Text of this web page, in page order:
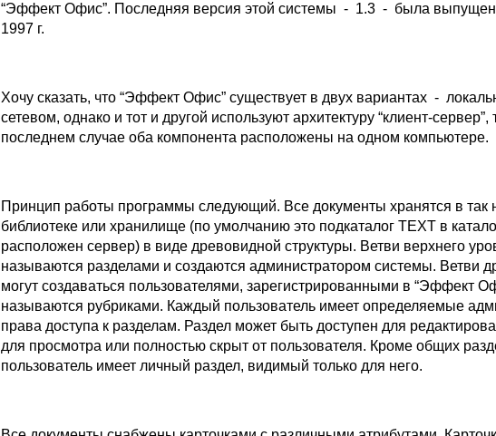
“Эффект Офис”. Последняя версия этой системы - 1.3 - была
1997 г.
Хочу сказать, что “Эффект Офис” существует в двух вариантах -
сетевом, однако и тот и другой используют архитектуру “клиент-сервер”,
последнем случае оба компонента расположены на одном компьютере.
Принцип работы программы следующий. Все документы хранятся в так
библиотеке или хранилище (по умолчанию это подкаталог TEXT в
расположен сервер) в виде древовидной структуры. Ветви верхнего
называются разделами и создаются администратором системы. Ветви
могут создаваться пользователями, зарегистрированными в “Эффект
называются рубриками. Каждый пользователь имеет определяемые
права доступа к разделам. Раздел может быть доступен для
для просмотра или полностью скрыт от пользователя. Кроме общих
пользователь имеет личный раздел, видимый только для него.